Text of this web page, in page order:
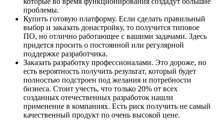
проблемы.
Купить готовую платформу. Если сделать правильный
выбор и заказать донастройку, то получится типовое
ПО, но отлично работающее с вашими задачами. Здесь
придется просить о постоянной или регулярной
поддержке разработчика.
Заказать разработку профессионалами. Это дороже, но
есть вероятность получить результат, который будет
полностью подстроен под желания и потребности
бизнеса. Стоит учесть, что только 20% от всех
созданных отечественных разработок нашли
применение в компаниях. Есть риск получить не самый
качественный продукт по очень высокой цене.